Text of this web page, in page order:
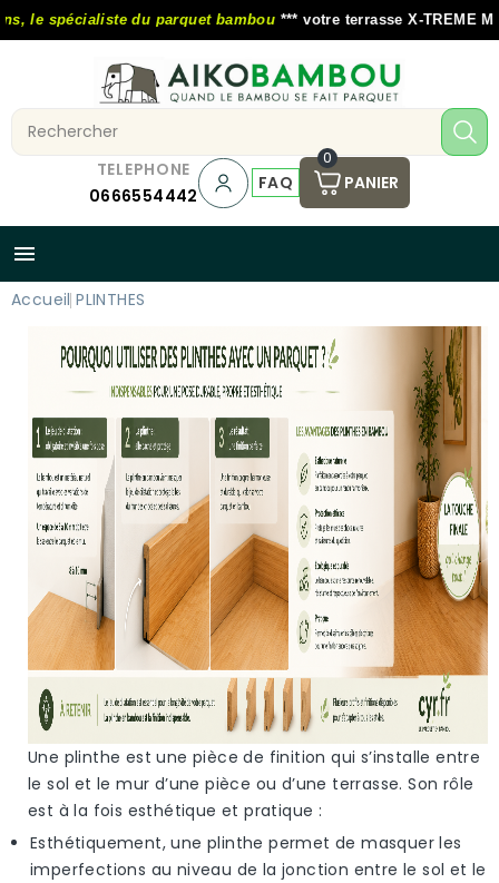
spécialiste du parquet bambou*** votre terrasse X-TREME
TELEPHONE
0666554442
FAQ
0
PANIER

Accueil PLINTHES
Une plinthe est une pièce de finition qui s’installe entre
le sol et le mur d’une pièce ou d’une terrasse. Son rôle
est à la fois esthétique et pratique :
Esthétiquement, une plinthe permet de masquer les
imperfections au niveau de la jonction entre le sol et le